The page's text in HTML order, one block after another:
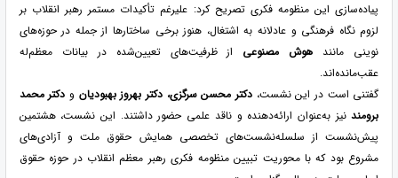
پیاده‌سازی این منظومه فکری تصریح کرد: علیرغم تأکیدات مستمر رهبر انقلاب بر
لزوم نگاه فرهنگی و عادلانه به اشتغال، هنوز برخی ساختارها از جمله در حوزه‌های
نوینی مانند هوش مصنوعی از ظرفیت‌های تعیین‌شده در بیانات معظم‌له
عقب‌مانده‌اند.
گفتنی است در این نشست، دکتر محسن سرگزی، دکتر بهروز بهبودیان و دکتر محمد
برومندنیز به‌عنوان ارائه‌دهنده و ناقد علمی حضور داشتند. این نشست، هشتمین
پیش‌نشست از سلسله‌نشست‌های تخصصی همایش حقوق ملت و آزادی‌های
مشروع بود که با محوریت تبیین منظومه فکری رهبر معظم انقلاب در حوزه حقوق